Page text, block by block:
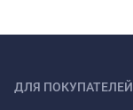
ДЛЯ ПОКУПАТЕЛЕЙ